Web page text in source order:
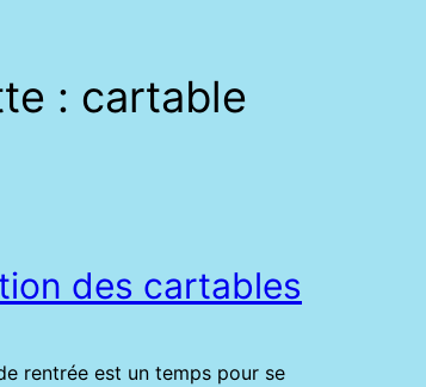
: cartable
des cartables
rentrée est un temps pour se